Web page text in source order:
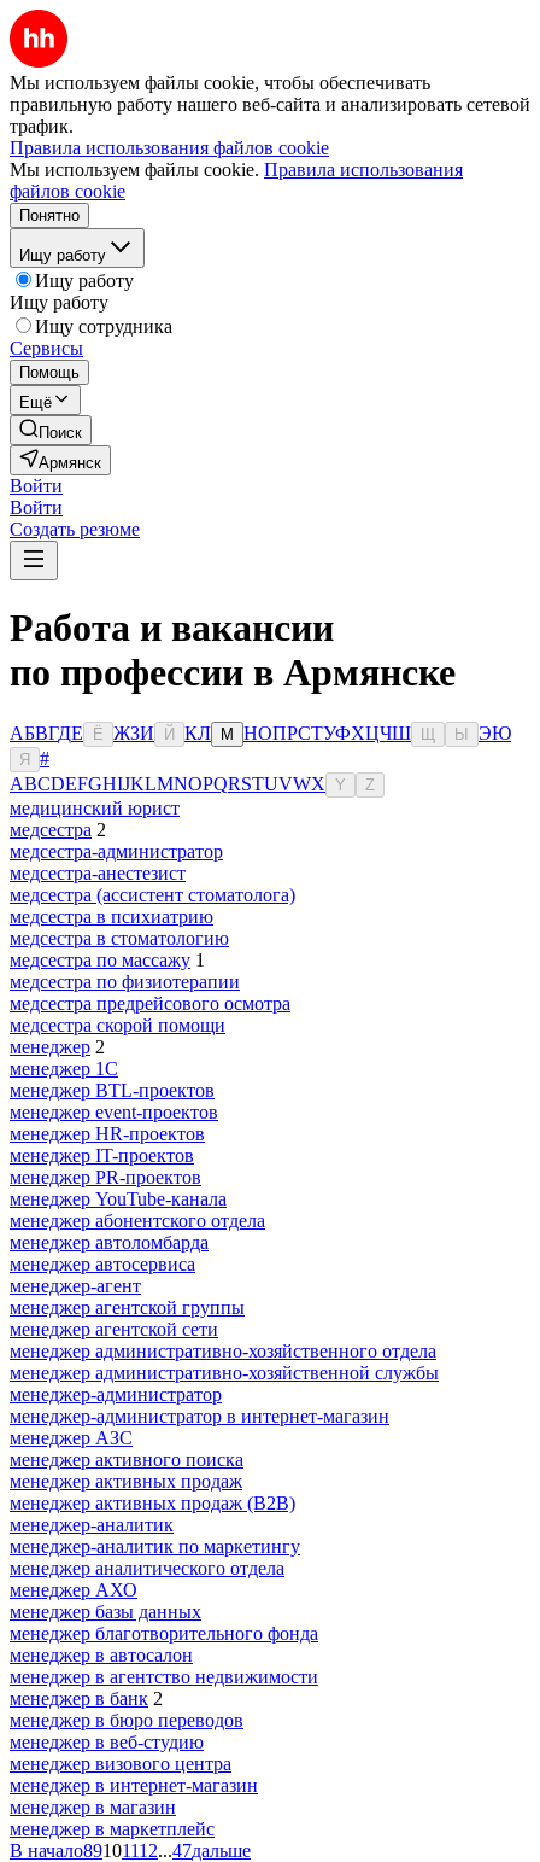
Мы используем файлы cookie, чтобы обеспечивать
правильную работу нашего веб-сайта и анализировать сетевой
трафик.
Правила использования файлов cookie
Мы используем файлы cookie. Правила использования
файлов cookie
Понятно
Ищу работу
Ищу работу
Ищу работу
Ищу сотрудника
Сервисы
Помощь
Ещё
Поиск
Армянск
Войти
Войти
Создать резюме
Работа и вакансии
по профессии в Армянске
АБВГДЕ Ё ЖЗИ Й КЛ М НОПРСТУФХЦЧШ Ы ЭЮ
Я
#
ABCDEFGHIJKLMNOPQRSTUVWX Y Z
медицинский юрист
медсестра 2
медсестра-администратор
медсестра-анестезист
медсестра (ассистент стоматолога)
медсестра в психиатрию
медсестра в стоматологию
медсестра по массажу 1
медсестра по физиотерапии
медсестра предрейсового осмотра
медсестра скорой помощи
менеджер 2
менеджер 1С
менеджер BTL-проектов
менеджер event-проектов
менеджер HR-проектов
менеджер IT-проектов
менеджер PR-проектов
менеджер YouTube-канала
менеджер абонентского отдела
менеджер автоломбарда
менеджер автосервиса
менеджер-агент
менеджер агентской группы
менеджер агентской сети
менеджер административно-хозяйственного отдела
менеджер административно-хозяйственной службы
менеджер-администратор
менеджер-администратор в интернет-магазин
менеджер АЗС
менеджер активного поиска
менеджер активных продаж
менеджер активных продаж (B2B)
менеджер-аналитик
менеджер-аналитик по маркетингу
менеджер аналитического отдела
менеджер АХО
менеджер базы данных
менеджер благотворительного фонда
менеджер в автосалон
менеджер в агентство недвижимости
менеджер в банк 2
менеджер в бюро переводов
менеджер в веб-студию
менеджер визового центра
менеджер в интернет-магазин
менеджер в магазин
менеджер в маркетплейс
В начало89101112...47дальше